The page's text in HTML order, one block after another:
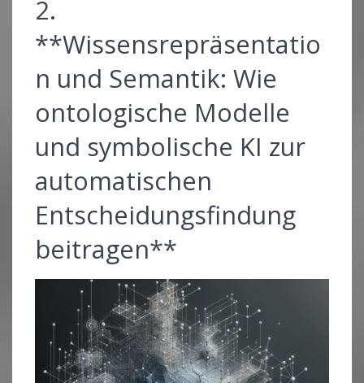
2.
**Wissensrepräsentatio
n und Semantik: Wie
ontologische Modelle
und symbolische KI zur
automatischen
Entscheidungsfindung
beitragen**